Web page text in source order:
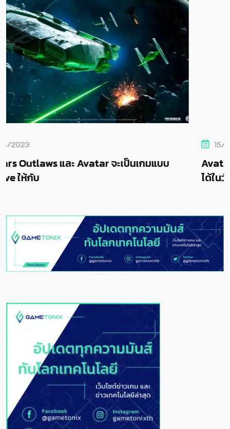
แบบ
Avatar Frontiers of Pandora พร้อมเปิด